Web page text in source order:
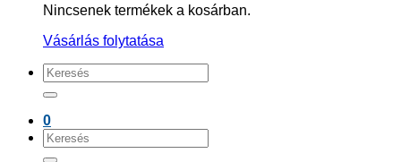
Nincsenek termékek a kosárban.
Vásárlás folytatása
Keresés
a
következőre:
0
Keresés
a